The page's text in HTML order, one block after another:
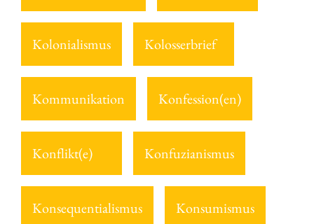
Kolonialismus Kolosserbrief
Kommunikation Konfession(en)
Konflikt(e) Konfuzianismus
Konsequentialismus Konsumismus